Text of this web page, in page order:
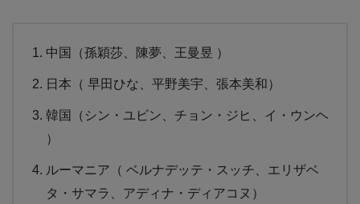
中国（孫穎莎、陳夢、王曼昱 ）
日本（ 早田ひな、平野美宇、張本美和）
韓国（シン・ユビン、チョン・ジヒ、イ・ウンヘ
）
ルーマニア（ ベルナデッテ・スッチ、エリザベ
タ・サマラ、アディナ・ディアコヌ）